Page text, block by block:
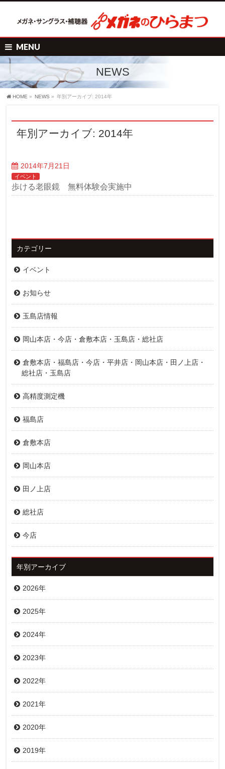
MENU
NEWS
HOME » NEWS » 年別アーカイブ: 2014年
年別アーカイブ: 2014年
2014年7月21日
イベント
歩ける老眼鏡 無料体験会実施中
カテゴリー
イベント
お知らせ
玉島店情報
岡山本店・今店・倉敷本店・玉島店・総社店
倉敷本店・福島店・今店・平井店・岡山本店・田ノ上店・
総社店・玉島店
高精度測定機
福島店
倉敷本店
岡山本店
田ノ上店
総社店
今店
年別アーカイブ
2026年
2025年
2024年
2023年
2022年
2021年
2020年
2019年